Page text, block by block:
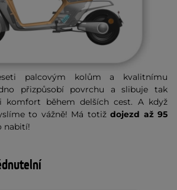
palcovým kolům a kvalitnímu
přizpůsobí povrchu a slibuje tak
komfort během delších cest. A když
to vážně! Má totiždojezd až 95
nabití!